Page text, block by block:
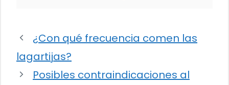
¿Con qué frecuencia comen las
lagartijas?
Posibles contraindicaciones al